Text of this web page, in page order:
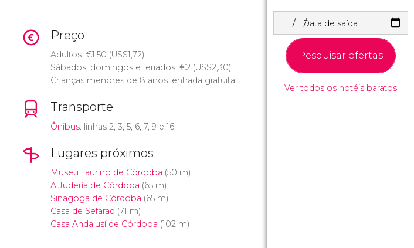
Preço
Adultos: €1,50 (US$1,72)
Sábados, domingos e feriados: €2 (US$2,30)
Crianças menores de 8 anos: entrada gratuita.
Transporte
Ônibus: linhas 2, 3, 5, 6, 7, 9 e 16.
Lugares próximos
Museu Taurino de Córdoba (50 m)
A Judería de Córdoba (65 m)
Sinagoga de Córdoba (65 m)
Casa de Sefarad (71 m)
Casa Andalusí de Córdoba (102 m)
Data de saída
Pesquisar ofertas
Ver todos os hotéis baratos